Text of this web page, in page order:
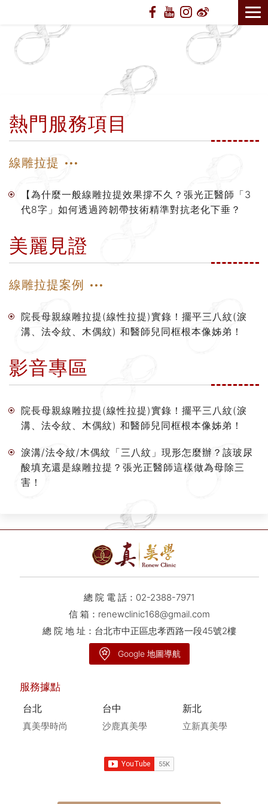
熱門服務項目
線雕拉提
【為什麼一般線雕拉提效果撐不久？張光正醫師「3
代8字」如何透過跨韌帶技術精準對抗老化下垂？
美麗見證
線雕拉提案例
院長母親線雕拉提(線性拉提)實錄！擺平三八紋(淚
溝、法令紋、木偶紋) 和醫師兒同框根本像姊弟！
影音專區
院長母親線雕拉提(線性拉提)實錄！擺平三八紋(淚
溝、法令紋、木偶紋) 和醫師兒同框根本像姊弟！
淚溝/法令紋/木偶紋「三八紋」現形怎麼辦？該玻尿
酸填充還是線雕拉提？張光正醫師這樣做為母除三
害！
總 院 電 話： 02-2388-7971
信 箱： renewclinic168@gmail.com
總 院 地 址：台北市中正區忠孝西路一段45號2樓
Google 地圖導航
服務據點
台北
真美學時尚
台中
沙鹿真美學
新北
立新真美學